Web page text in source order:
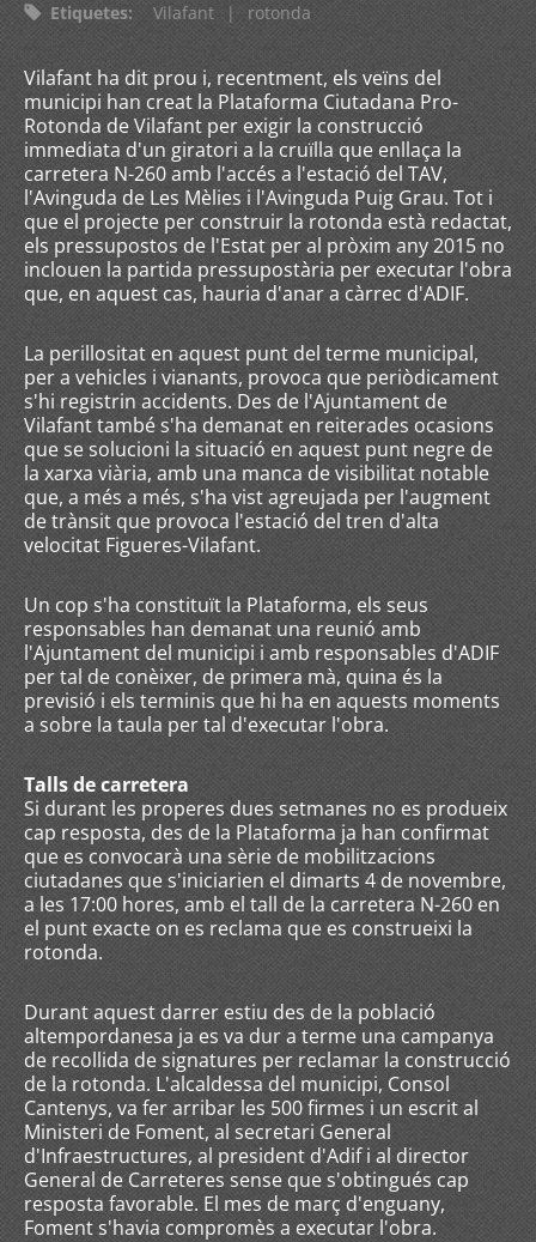
Etiquetes: Vilafant | rotonda
Vilafant ha dit prou i, recentment, els veïns del
municipi han creat la Plataforma Ciutadana Pro-
Rotonda de Vilafant per exigir la construcció
immediata d'un giratori a la cruïlla que enllaça la
carretera N-260 amb l'accés a l'estació del TAV,
l'Avinguda de Les Mèlies i l'Avinguda Puig Grau. Tot i
que el projecte per construir la rotonda està redactat,
els pressupostos de l'Estat per al pròxim any 2015 no
inclouen la partida pressupostària per executar l'obra
que, en aquest cas, hauria d'anar a càrrec d'ADIF.
La perillositat en aquest punt del terme municipal,
per a vehicles i vianants, provoca que periòdicament
s'hi registrin accidents. Des de l'Ajuntament de
Vilafant també s'ha demanat en reiterades ocasions
que se solucioni la situació en aquest punt negre de
la xarxa viària, amb una manca de visibilitat notable
que, a més a més, s'ha vist agreujada per l'augment
de trànsit que provoca l'estació del tren d'alta
velocitat Figueres-Vilafant.
Un cop s'ha constituït la Plataforma, els seus
responsables han demanat una reunió amb
l'Ajuntament del municipi i amb responsables d'ADIF
per tal de conèixer, de primera mà, quina és la
previsió i els terminis que hi ha en aquests moments
a sobre la taula per tal d'executar l'obra.
Talls de carretera
Si durant les properes dues setmanes no es produeix
cap resposta, des de la Plataforma ja han confirmat
que es convocarà una sèrie de mobilitzacions
ciutadanes que s'iniciarien el dimarts 4 de novembre,
a les 17:00 hores, amb el tall de la carretera N-260 en
el punt exacte on es reclama que es construeixi la
rotonda.
Durant aquest darrer estiu des de la població
altempordanesa ja es va dur a terme una campanya
de recollida de signatures per reclamar la construcció
de la rotonda. L'alcaldessa del municipi, Consol
Cantenys, va fer arribar les 500 firmes i un escrit al
Ministeri de Foment, al secretari General
d'Infraestructures, al president d'Adif i al director
General de Carreteres sense que s'obtingués cap
resposta favorable. El mes de març d'enguany,
Foment s'havia compromès a executar l'obra.